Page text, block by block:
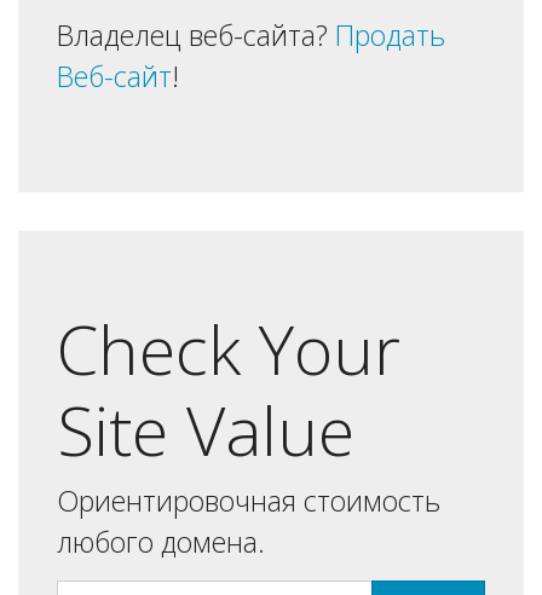
Владелец веб-сайта? Продать
Веб-сайт!
Check Your
Site Value
Ориентировочная стоимость
любого домена.